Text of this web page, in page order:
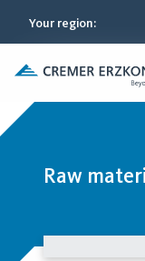
Your region:
Raw